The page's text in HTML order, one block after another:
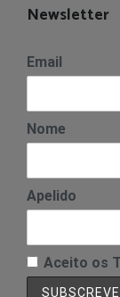
Newsletter
Email
Nome
Apelido
Aceito os